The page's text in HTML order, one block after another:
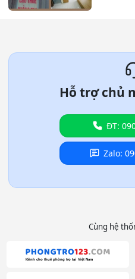
Hỗ trợ chủ
ĐT:
Zalo:
Cùng hệ